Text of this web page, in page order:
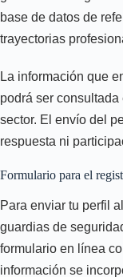
base de datos de
trayectorias
La información que
podrá ser
sector. El envío del
respuesta ni
Formulario para el
Para enviar tu perfil
guardias de
formulario en línea
información se